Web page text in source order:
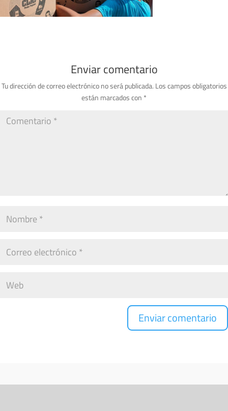
Enviar comentario
Tu dirección de correo electrónico no será publicada. Los campos obligatorios
están marcados con *